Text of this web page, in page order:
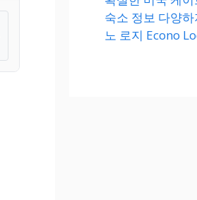
숙소 정보 다양
노 로지 Econo